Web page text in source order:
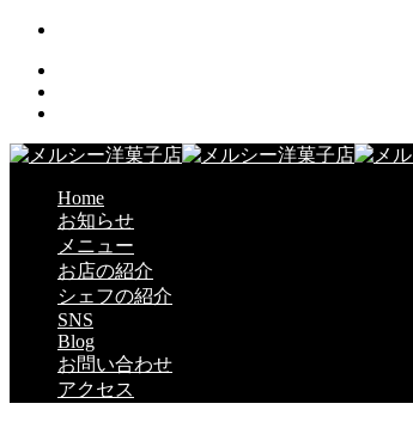
Home
お知らせ
メニュー
お店の紹介
シェフの紹介
SNS
Blog
お問い合わせ
アクセス